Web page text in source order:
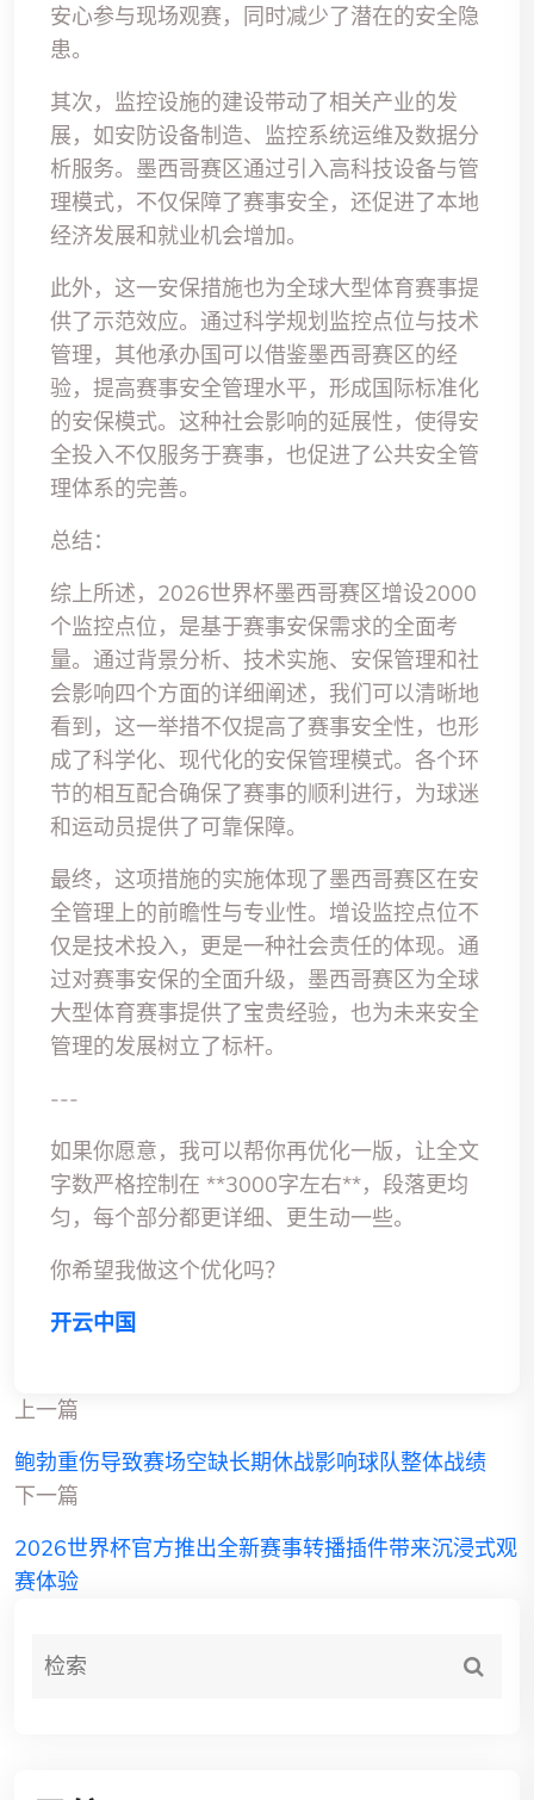
安心参与现场观赛，同时减少了潜在的安全隐
患。
其次，监控设施的建设带动了相关产业的发
展，如安防设备制造、监控系统运维及数据分
析服务。墨西哥赛区通过引入高科技设备与管
理模式，不仅保障了赛事安全，还促进了本地
经济发展和就业机会增加。
此外，这一安保措施也为全球大型体育赛事提
供了示范效应。通过科学规划监控点位与技术
管理，其他承办国可以借鉴墨西哥赛区的经
验，提高赛事安全管理水平，形成国际标准化
的安保模式。这种社会影响的延展性，使得安
全投入不仅服务于赛事，也促进了公共安全管
理体系的完善。
总结：
综上所述，2026世界杯墨西哥赛区增设2000
个监控点位，是基于赛事安保需求的全面考
量。通过背景分析、技术实施、安保管理和社
会影响四个方面的详细阐述，我们可以清晰地
看到，这一举措不仅提高了赛事安全性，也形
成了科学化、现代化的安保管理模式。各个环
节的相互配合确保了赛事的顺利进行，为球迷
和运动员提供了可靠保障。
最终，这项措施的实施体现了墨西哥赛区在安
全管理上的前瞻性与专业性。增设监控点位不
仅是技术投入，更是一种社会责任的体现。通
过对赛事安保的全面升级，墨西哥赛区为全球
大型体育赛事提供了宝贵经验，也为未来安全
管理的发展树立了标杆。
---
如果你愿意，我可以帮你再优化一版，让全文
字数严格控制在 **3000字左右**，段落更均
匀，每个部分都更详细、更生动一些。
你希望我做这个优化吗？
开云中国
上一篇
鲍勃重伤导致赛场空缺长期休战影响球队整体战绩
下一篇
2026世界杯官方推出全新赛事转播插件带来沉浸式观
赛体验